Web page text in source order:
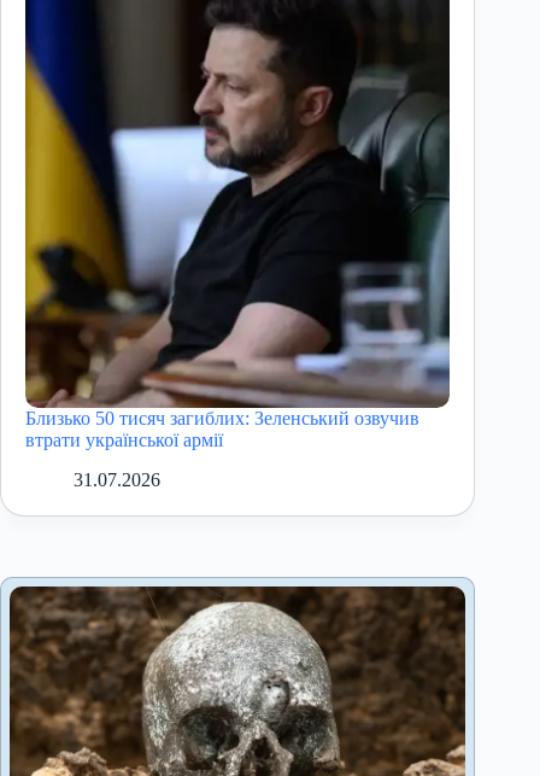
Близько 50 тисяч загиблих: Зеленський озвучив
втрати української армії
31.07.2026